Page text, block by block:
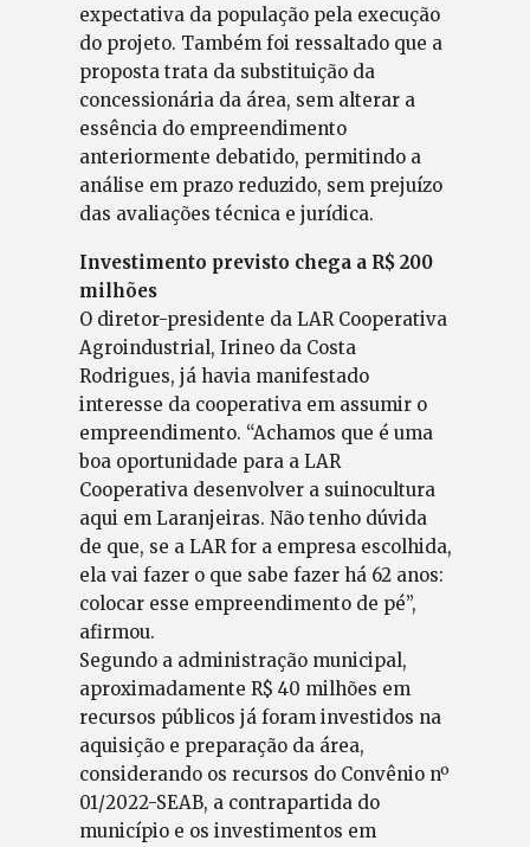
expectativa da população pela execução
do projeto. Também foi ressaltado que a
proposta trata da substituição da
concessionária da área, sem alterar a
essência do empreendimento
anteriormente debatido, permitindo a
análise em prazo reduzido, sem prejuízo
das avaliações técnica e jurídica.
Investimento previsto chega a R$ 200
milhões
O diretor-presidente da LAR Cooperativa
Agroindustrial, Irineo da Costa
Rodrigues, já havia manifestado
interesse da cooperativa em assumir o
empreendimento. “Achamos que é uma
boa oportunidade para a LAR
Cooperativa desenvolver a suinocultura
aqui em Laranjeiras. Não tenho dúvida
de que, se a LAR for a empresa escolhida,
ela vai fazer o que sabe fazer há 62 anos:
colocar esse empreendimento de pé”,
afirmou.
Segundo a administração municipal,
aproximadamente R$ 40 milhões em
recursos públicos já foram investidos na
aquisição e preparação da área,
considerando os recursos do Convênio nº
01/2022-SEAB, a contrapartida do
município e os investimentos em